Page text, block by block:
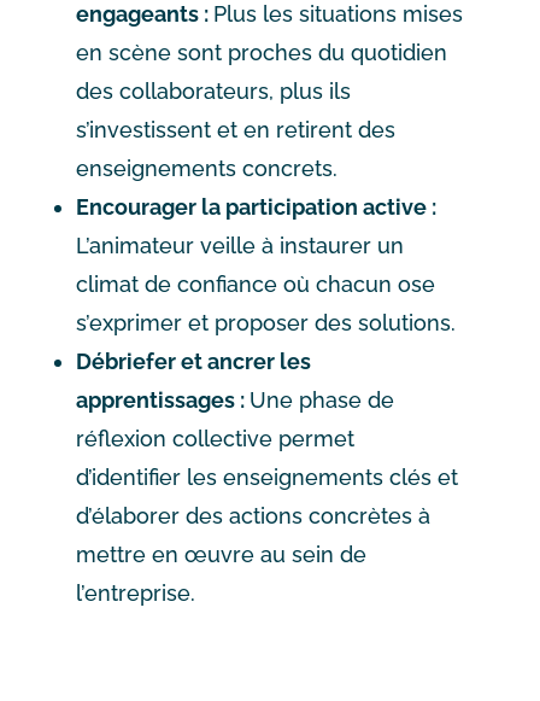
engageants : Plus les situations mises
en scène sont proches du quotidien
des collaborateurs, plus ils
s’investissent et en retirent des
enseignements concrets.
Encourager la participation active :
L’animateur veille à instaurer un
climat de confiance où chacun ose
s’exprimer et proposer des solutions.
Débriefer et ancrer les
apprentissages : Une phase de
réflexion collective permet
d’identifier les enseignements clés et
d’élaborer des actions concrètes à
mettre en œuvre au sein de
l’entreprise.